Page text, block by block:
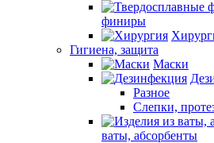
финиры
Гигиена, защита
Маски
Разное
Слепки,
ваты, абсорбенты